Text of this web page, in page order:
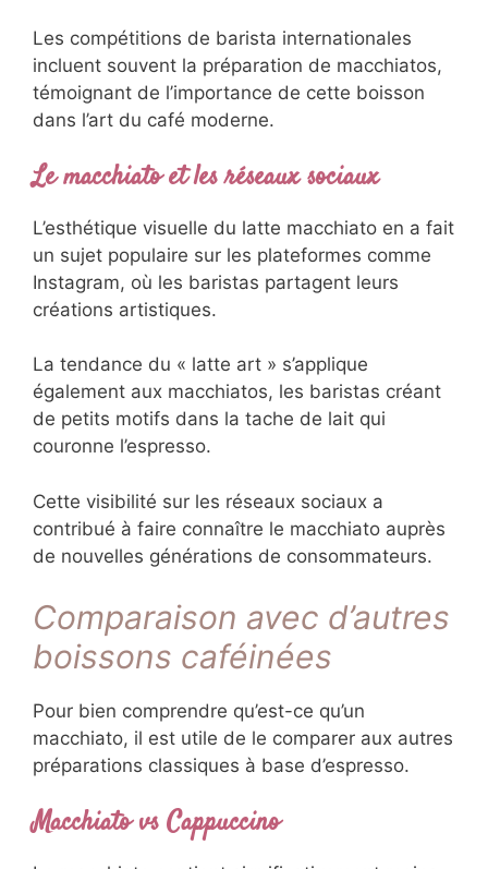
Les compétitions de barista internationales
incluent souvent la préparation de macchiatos,
témoignant de l’importance de cette boisson
dans l’art du café moderne.
Le macchiato et les réseaux sociaux
L’esthétique visuelle du latte macchiato en a fait
un sujet populaire sur les plateformes comme
Instagram, où les baristas partagent leurs
créations artistiques.
La tendance du « latte art » s’applique
également aux macchiatos, les baristas créant
de petits motifs dans la tache de lait qui
couronne l’espresso.
Cette visibilité sur les réseaux sociaux a
contribué à faire connaître le macchiato auprès
de nouvelles générations de consommateurs.
Comparaison avec d’autres
boissons caféinées
Pour bien comprendre qu’est-ce qu’un
macchiato, il est utile de le comparer aux autres
préparations classiques à base d’espresso.
Macchiato vs Cappuccino